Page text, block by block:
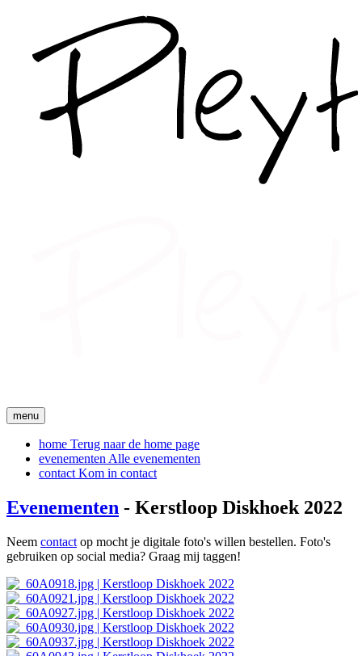
menu
home Terug naar de home page
evenementen Alle evenementen
contact Kom in contact
Evenementen - Kerstloop Diskhoek 2022
Neem contact op mocht je digitale foto's willen bestellen. Foto's
gebruiken op social media? Graag mij taggen!